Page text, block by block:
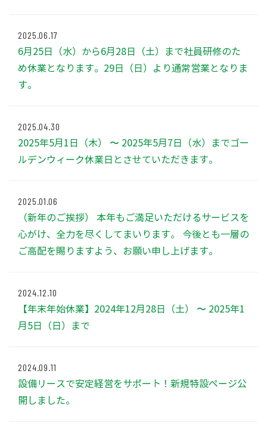
2025.06.17
6月25日（水）から6月28日（土）まで社員研修のた
め休業となります。29日（日）より通常営業となりま
す。
2025.04.30
2025年5月1日（木） 〜 2025年5月7日（水）までゴー
ルデンウィーク休業日とさせていただきます。
2025.01.06
（新年のご挨拶） 本年もご満足いただけるサービスを
心がけ、全力を尽くしてまいります。 今後とも一層の
ご高配を賜りますよう、お願い申し上げます。
2024.12.10
【年末年始休業】2024年12月28日（土） 〜 2025年1
月5日（日）まで
2024.09.11
設備リースで安定経営をサポート！新規特設ページ公
開しました。